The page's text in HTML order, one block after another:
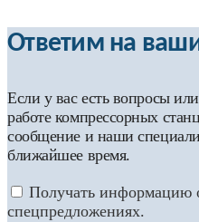
Ответим на
Если у вас есть вопросы
работе компрессорных
сообщение и наши
ближайшее время.
Получать информацию
спецпредложениях.